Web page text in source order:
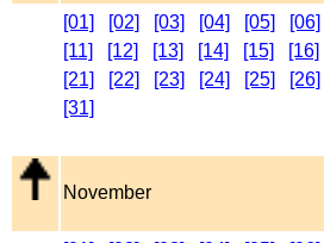
[01] [02] [03] [04] [05] [06]
[11]
[12] [13] [14] [15] [16]
[21]
[22] [23] [24] [25] [26]
[31]
November